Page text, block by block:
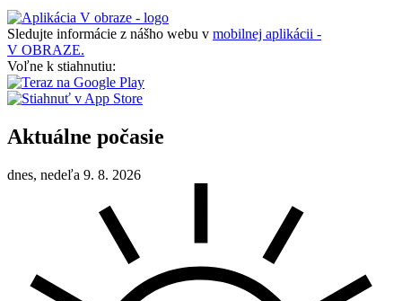
Sledujte informácie z nášho webu v mobilnej aplikácii -
V OBRAZE.
Voľne k stiahnutiu:
Aktuálne počasie
dnes, nedeľa 9. 8. 2026